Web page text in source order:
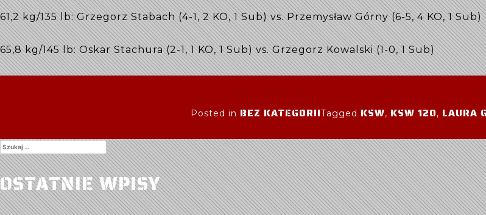
61,2 kg/135 lb: Grzegorz Stabach (4-1, 2 KO, 1 Sub) vs. Przemysław Górny (6-5, 4 KO, 1 Sub)
65,8 kg/145 lb: Oskar Stachura (2-1, 1 KO, 1 Sub) vs. Grzegorz Kowalski (1-0, 1 Sub)
Posted in BEZ KATEGORIITagged KSW, KSW 120, LAURA
Szukaj:
OSTATNIE WPISY